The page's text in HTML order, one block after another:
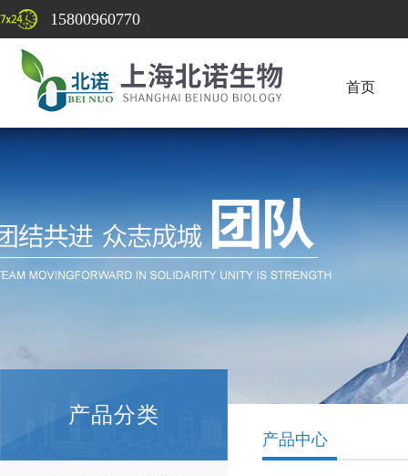
15800960770
首页
产品分类
产品中心